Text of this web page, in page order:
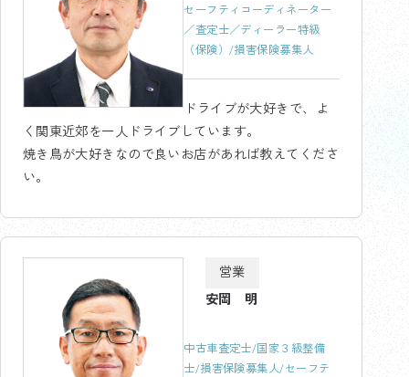
セーフティコーディネーター
／査定士／ディーラー特級
（保険）/損害保険募集人
ドライブが大好きで、よ
く関東近郊を一人ドライブしています。
焼き鳥が大好きなので良いお店があれば教えてくださ
い。
営業
安岡 明
中古車査定士/国家３級整備
士/損害保険募集人/セーフテ